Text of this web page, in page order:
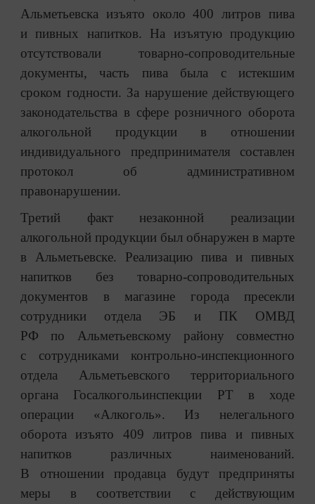
Альметьевска изъято около 400 литров пива
и пивных напитков. На изъятую продукцию
отсутствовали товарно-сопроводительные
документы, часть пива была с истекшим
сроком годности. За нарушение действующего
законодательства в сфере розничного оборота
алкогольной продукции в отношении
индивидуального предпринимателя составлен
протокол об административном
правонарушении.
Третий факт незаконной реализации
алкогольной продукции был обнаружен в марте
в Альметьевске. Реализацию пива и пивных
напитков без товарно-сопроводительных
документов в магазине города пресекли
сотрудники отдела ЭБ и ПК ОМВД
РФ по Альметьевскому району совместно
с сотрудниками контрольно-инспекционного
отдела Альметьевского территориального
органа Госалкогольинспекции РТ в ходе
операции «Алкоголь». Из нелегального
оборота изъято 409 литров пива и пивных
напитков различных наименований.
В отношении продавца будут предприняты
меры в соответствии с действующим